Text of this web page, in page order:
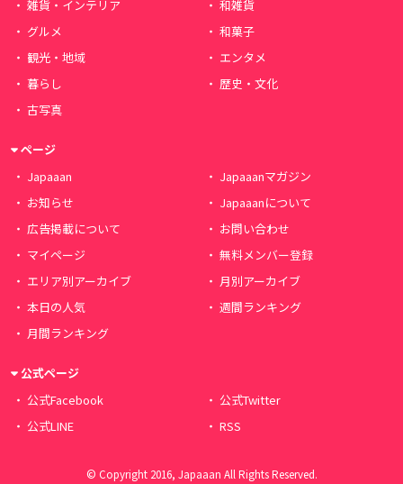
雑貨・インテリア
和雑貨
グルメ
和菓子
観光・地域
エンタメ
暮らし
歴史・文化
古写真
ページ
Japaaan
Japaaanマガジン
お知らせ
Japaaanについて
広告掲載について
お問い合わせ
マイページ
無料メンバー登録
エリア別アーカイブ
月別アーカイブ
本日の人気
週間ランキング
月間ランキング
公式ページ
公式Facebook
公式Twitter
公式LINE
RSS
© Copyright 2016, Japaaan All Rights Reserved.